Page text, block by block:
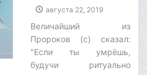
августа 22, 2019
Величайший из
Пророков (с) сказал:
"Если ты умрёшь,
будучи ритуально